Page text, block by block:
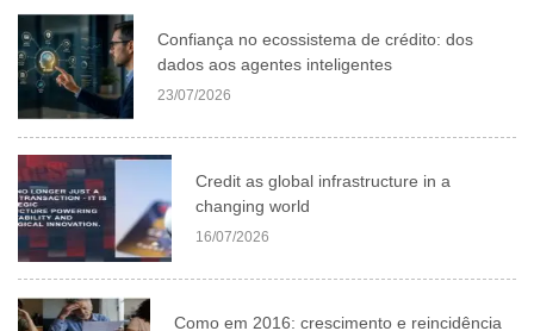
Confiança no ecossistema de crédito: dos
dados aos agentes inteligentes
23/07/2026
Credit as global infrastructure in a
changing world
16/07/2026
Como em 2016: crescimento e reincidência